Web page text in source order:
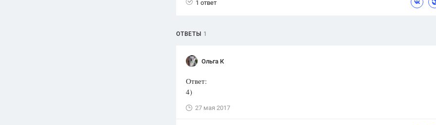
1 ответ
ОТВЕТЫ 1
Ольга К
Ответ:
4)
27 мая 2017